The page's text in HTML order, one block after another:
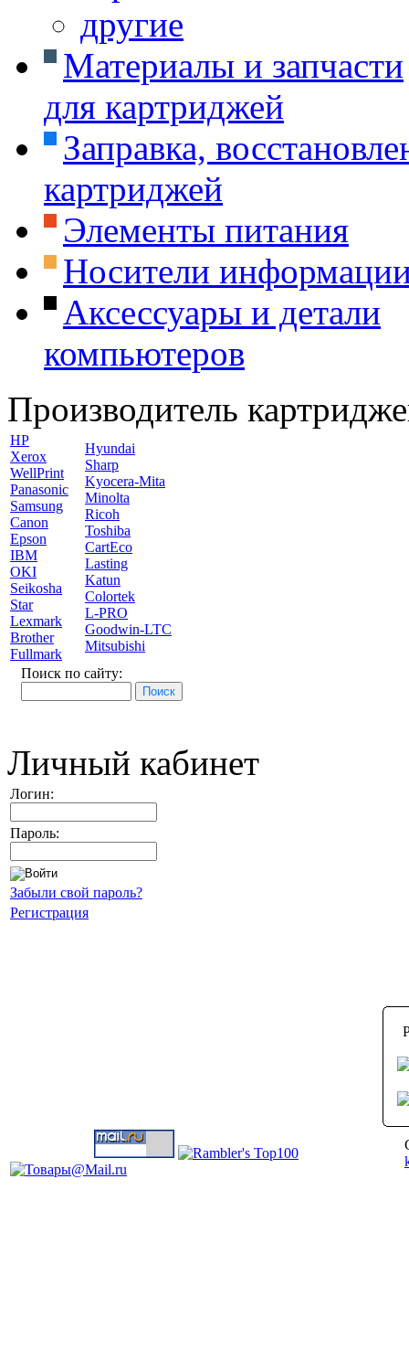
другие
Материалы и запчасти
для картриджей
Заправка,
картриджей
Элементы питания
Носители
Аксессуары и детали
компьютеров
Производитель
HP
Xerox
WellPrint
Panasonic
Samsung
Canon
Epson
IBM
OKI
Seikosha
Star
Lexmark
Brother
Fullmark
Hyundai
Sharp
Kyocera-Mita
Minolta
Ricoh
Toshiba
CartEco
Lasting
Katun
Colortek
L-PRO
Goodwin-LTC
Mitsubishi
Поиск по сайту:
Личный кабинет
Логин:
Пароль:
Забыли свой пароль?
Регистрация